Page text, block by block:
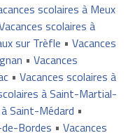
scolaires à Meux
scolaires à
sur Trèfle • Vacances
• Vacances
• Vacances scolaires à
à Saint-Martial-
Saint-Médard •
Bordes • Vacances